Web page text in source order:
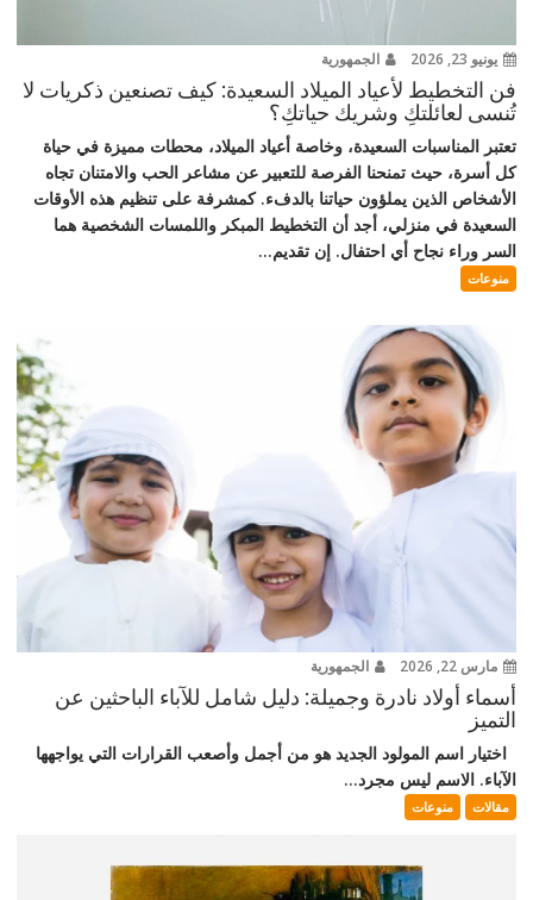
يونيو 23, 2026 الجمهورية
فن التخطيط لأعياد الميلاد السعيدة: كيف تصنعين ذكريات لا
تُنسى لعائلتكِ وشريك حياتكِ؟
تعتبر المناسبات السعيدة، وخاصة أعياد الميلاد، محطات مميزة في حياة
كل أسرة، حيث تمنحنا الفرصة للتعبير عن مشاعر الحب والامتنان تجاه
الأشخاص الذين يملؤون حياتنا بالدفء. كمشرفة على تنظيم هذه الأوقات
السعيدة في منزلي، أجد أن التخطيط المبكر واللمسات الشخصية هما
السر وراء نجاح أي احتفال. إن تقديم...
منوعات
مارس 22, 2026 الجمهورية
أسماء أولاد نادرة وجميلة: دليل شامل للآباء الباحثين عن
التميز
اختيار اسم المولود الجديد هو من أجمل وأصعب القرارات التي يواجهها
الآباء. الاسم ليس مجرد...
مقالات منوعات